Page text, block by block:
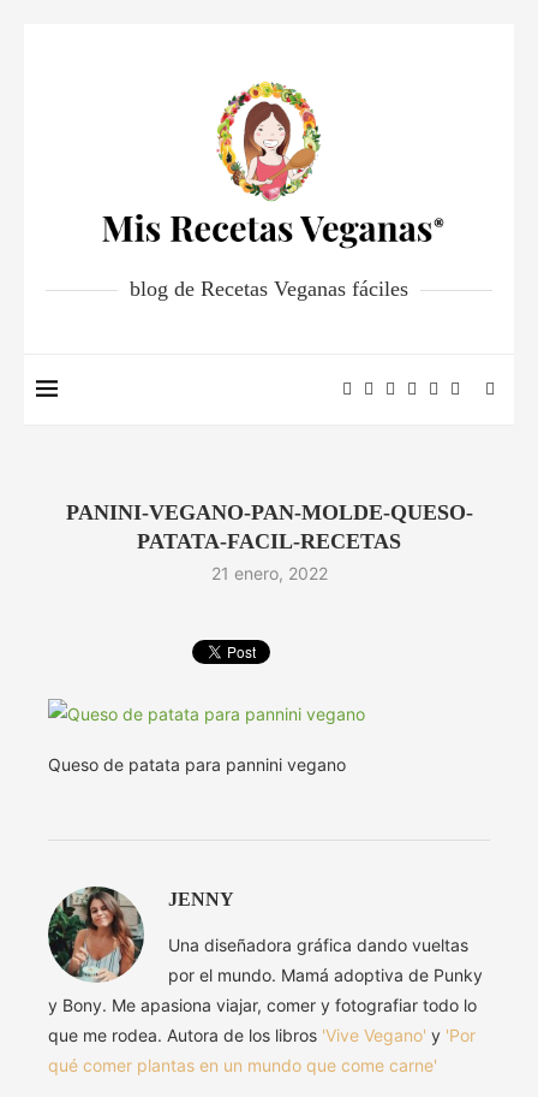
blog de Recetas Veganas fáciles
PANINI-VEGANO-PAN-MOLDE-QUESO-
PATATA-FACIL-RECETAS
21 enero, 2022
Queso de patata para pannini vegano
JENNY
Una diseñadora gráfica dando vueltas
por el mundo. Mamá adoptiva de Punky
y Bony. Me apasiona viajar, comer y fotografiar todo lo
que me rodea. Autora de los libros 'Vive Vegano' y 'Por
qué comer plantas en un mundo que come carne'